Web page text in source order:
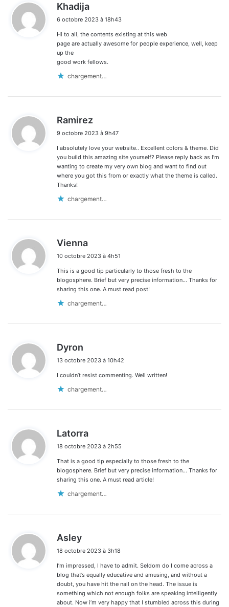
Khadija
t
:
6 octobre 2023 à 18h43
Hi to all, the contents existing at this web
page are actually awesome for people experience, well, keep
up the
good work fellows.
chargement…
Ramirez
t
9 octobre 2023 à 9h47
I absolutely love your website.. Excellent colors & theme. Did
you build this amazing site yourself? Please reply back as I’m
wanting to create my very own blog and want to find out
where you got this from or exactly what the theme is called.
Thanks!
chargement…
Vienna
t
:
10 octobre 2023 à 4h51
This is a good tip particularly to those fresh to the
blogosphere. Brief but very precise information… Thanks for
sharing this one. A must read post!
chargement…
Dyron
t
13 octobre 2023 à 10h42
I couldn’t resist commenting. Well written!
chargement…
Latorra
t
:
18 octobre 2023 à 2h55
That is a good tip especially to those fresh to the
blogosphere. Brief but very precise information… Thanks for
sharing this one. A must read article!
chargement…
Asley
t
:
18 octobre 2023 à 3h18
I’m impressed, I have to admit. Seldom do I come across a
blog that’s equally educative and amusing, and without a
doubt, you have hit the nail on the head. The issue is
something which not enough folks are speaking intelligently
about. Now i’m very happy that I stumbled across this during